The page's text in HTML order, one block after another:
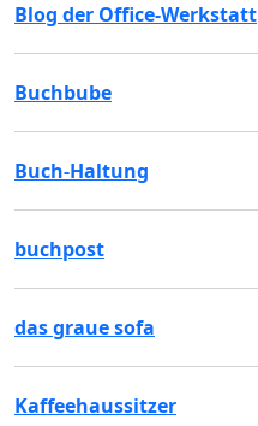
Blog der Office-Werkstatt
Buchbube
Buch-Haltung
buchpost
das graue sofa
Kaffeehaussitzer